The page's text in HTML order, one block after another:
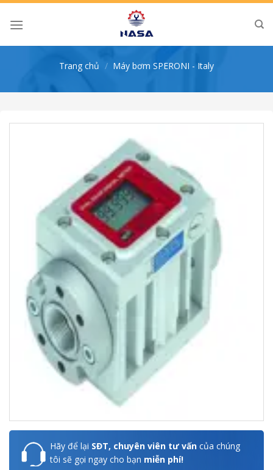
Skip
Trang chủ / Máy bơm SPERONI - Italy
Hãy để lại SĐT, chuyên viên tư vấn của chúng
tôi sẽ gọi ngay cho bạn miễn phí!